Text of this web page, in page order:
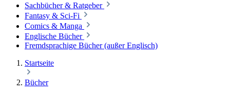
Sachbücher & Ratgeber
Fantasy & Sci-Fi
Comics & Manga
Englische Bücher
Fremdsprachige Bücher (außer Englisch)
Startseite
Bücher